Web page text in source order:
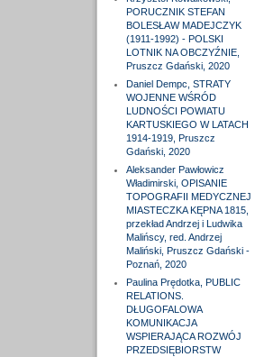
PORUCZNIK STEFAN
BOLESŁAW MADEJCZYK
(1911-1992) - POLSKI
LOTNIK NA OBCZYŹNIE,
Pruszcz Gdański, 2020
Daniel Dempc, STRATY
WOJENNE WŚRÓD
LUDNOŚCI POWIATU
KARTUSKIEGO W LATACH
1914-1919, Pruszcz
Gdański, 2020
Aleksander Pawłowicz
Władimirski, OPISANIE
TOPOGRAFII MEDYCZNEJ
MIASTECZKA KĘPNA 1815,
przekład Andrzej i Ludwika
Malińscy, red. Andrzej
Maliński, Pruszcz Gdański -
Poznań, 2020
Paulina Prędotka, PUBLIC
RELATIONS.
DŁUGOFALOWA
KOMUNIKACJA
WSPIERAJĄCA ROZWÓJ
PRZEDSIĘBIORSTW